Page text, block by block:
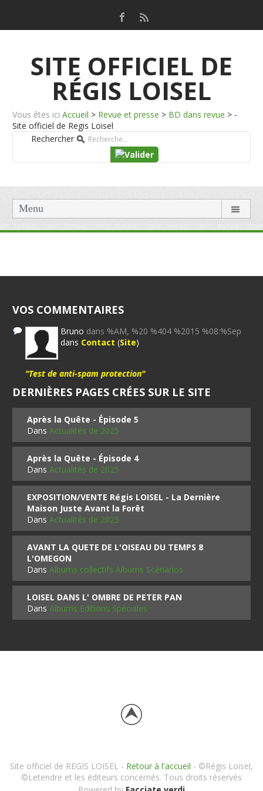
SITE OFFICIEL DE
RÉGIS LOISEL
Vous êtes ici Accueil > Revue et presse > BD dans revue > -
Site officiel de Regis Loisel
Rechercher
Menu
VOS COMMENTAIRES
Bruno dans %AM, %20 %404 %2015 %08:%Sep
dans Contact (Site)
"Test de anti-spam protection"
DERNIÈRES PAGES CRÉES SUR LE SITE
Après la Quête - Épisode 5
DansActualités de 2025
Après la Quête - Épisode 4
DansActualités de 2025
EXPOSITION/VENTE Régis LOISEL - La Dernière
Maison Juste Avant la Forêt
DansActualités de 2025
AVANT LA QUETE DE L'OISEAU DU TEMPS 8
L'OMEGON
DansAlbums collectifs Albums Scénarios
LOISEL DANS L' OMBRE DE PETER PAN
DansAlbums Editions Spéciales
Site officiel de REGIS LOISEL - Retour à l'accueil - ©Régis Loisel,
©Letendre et les éditeurs concernés. Tous droits réservés